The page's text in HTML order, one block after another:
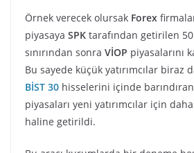
Örnek verecek olursak Forex
piyasaya SPK tarafından getirilen
sınırından sonra VİOP piyasalarını
Bu sayede küçük yatırımcılar biraz
BİST 30 hisselerini içinde barındıran
piyasaları yeni yatırımcılar için
haline getirildi.